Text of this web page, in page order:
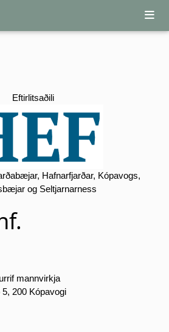
Eftirlitsaðili
Hafnarfjarðar, Kópavogs,
og Seltjarnarness
mannvirkja
5, 200 Kópavogi